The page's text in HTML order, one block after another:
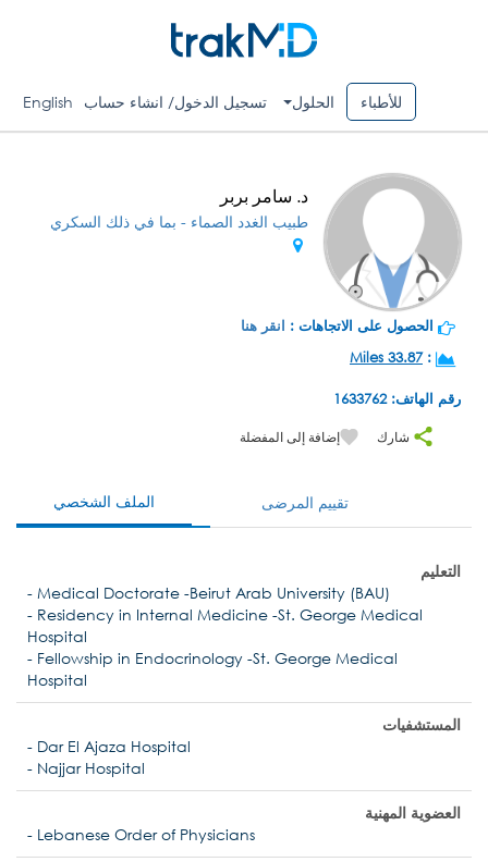
للأطباء الحلول تسجيل الدخول/ انشاء حساب English
د. سامر بربر
طبيب الغدد الصماء - بما في ذلك السكري
الحصول على الاتجاهات : انقر هنا
:
33.87 Miles
رقم الهاتف: 1633762
شارك إضافة إلى المفضلة
الملف الشخصي تقييم المرضى
التعليم
- Medical Doctorate -Beirut Arab University (BAU)
- Residency in Internal Medicine -St. George Medical
Hospital
- Fellowship in Endocrinology -St. George Medical
Hospital
المستشفيات
- Dar El Ajaza Hospital
- Najjar Hospital
العضوية المهنية
- Lebanese Order of Physicians